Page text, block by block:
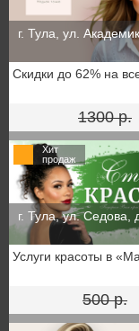
г. Тула, ул.
Скидки до 62% на
1300 р.
Хит
продаж
г. Тула, ул. Седова,
Услуги красоты в
500 р.